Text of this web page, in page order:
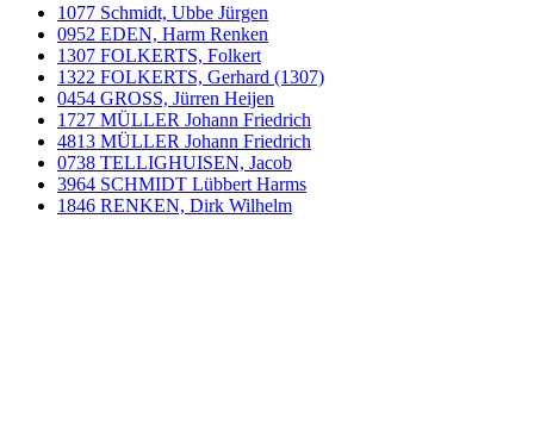
1077 Schmidt, Ubbe Jürgen
0952 EDEN, Harm Renken
1307 FOLKERTS, Folkert
1322 FOLKERTS, Gerhard (1307)
0454 GROSS, Jürren Heijen
1727 MÜLLER Johann Friedrich
4813 MÜLLER Johann Friedrich
0738 TELLIGHUISEN, Jacob
3964 SCHMIDT Lübbert Harms
1846 RENKEN, Dirk Wilhelm